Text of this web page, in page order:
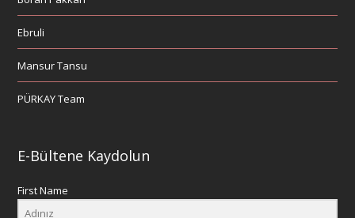
Ebruli
Mansur Tansu
PÜRKAY Team
E-Bültene Kaydolun
First Name